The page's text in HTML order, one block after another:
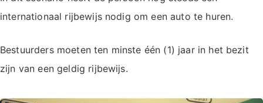
internationaal rijbewijs nodig om een auto te huren.
Bestuurders moeten ten minste één (1) jaar in het bezit
zijn van een geldig rijbewijs.